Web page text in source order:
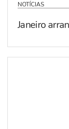
NOTÍCIAS
Janeiro